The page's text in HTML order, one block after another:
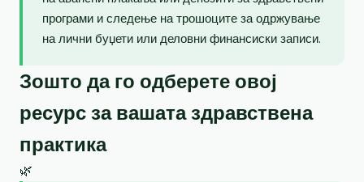
програми и следење на трошоците за одржување
на лични буџети или деловни финансиски записи.
Зошто да го одберете овој
ресурс за вашата здравствена
практика
🌿